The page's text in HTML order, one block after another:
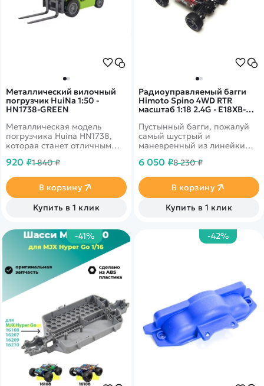
Металлический вилочный
погрузчик HuiNa 1:50 -
HN1738-GREEN
Металлическая модель
погрузчика Huina HN1738,
которая станет отличным
уменьшенных копий
920 ₽1 840 ₽
В корзину
Купить в 1 клик
Радиоуправляемый багги
Himoto Spino 4WD RTR
масштаб 1:18 2.4G - E18XB-
Пустынный багги, пожалуй
самый шустрый и
маневренный из линейки
преодолевает препятствия,
покрышками по камням, а
на ровной гладкой дороге
Spino невероятно устойчив и
послушен в управлении.
пульта, его стало удобнее
держать и управлять
6 050 ₽8 230 ₽
В корзину
Купить в 1 клик
-41% -42%